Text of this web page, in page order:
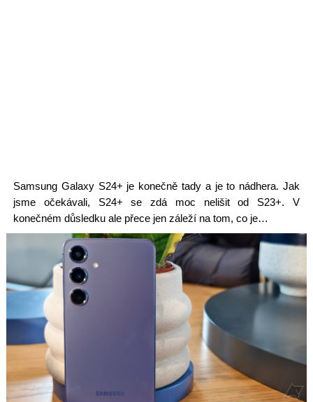
Samsung Galaxy S24+ je konečně tady a je to nádhera. Jak
jsme očekávali, S24+ se zdá moc nelišit od S23+. V
konečném důsledku ale přece jen záleží na tom, co je…